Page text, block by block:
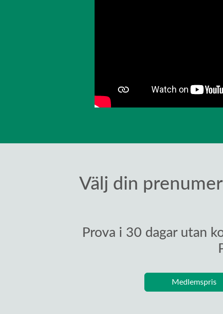
Välj din
Prova i 30 dagar utan
Medlemspris